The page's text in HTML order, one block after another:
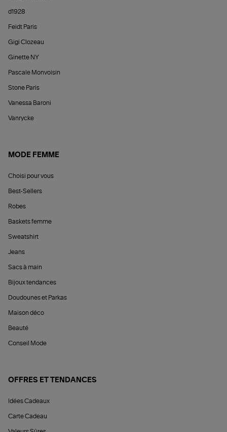
d1928
Feidt Paris
Gigi Clozeau
Ginette NY
Pascale Monvoisin
Stone Paris
Vanessa Baroni
Vanrycke
MODE FEMME
Choisi pour vous
Best-Sellers
Robes
Baskets femme
Sweatshirt
Jeans
Sacs à main
Bijoux tendances
Doudounes et Parkas
Maison déco
Beauté
Conseil Mode
OFFRES ET TENDANCES
Idées Cadeaux
Carte Cadeau